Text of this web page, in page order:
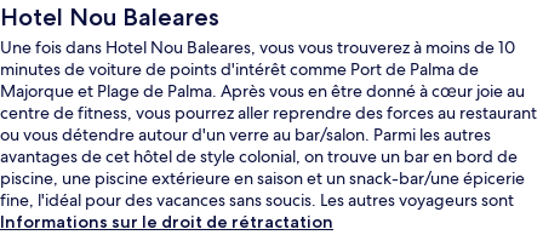
Hotel Nou Baleares
Une fois dans Hotel Nou Baleares, vous vous trouverez à moins de 10
minutes de voiture de points d'intérêt comme Port de Palma de
Majorque et Plage de Palma. Après vous en être donné à cœur joie au
centre de fitness, vous pourrez aller reprendre des forces au restaurant
ou vous détendre autour d'un verre au bar/salon. Parmi les autres
avantages de cet hôtel de style colonial, on trouve un bar en bord de
piscine, une piscine extérieure en saison et un snack-bar/une épicerie
fine, l'idéal pour des vacances sans soucis. Les autres voyageurs sont
séduits par le personnel attentionné et l'accès facile à pied.
Informations sur le droit de rétractation